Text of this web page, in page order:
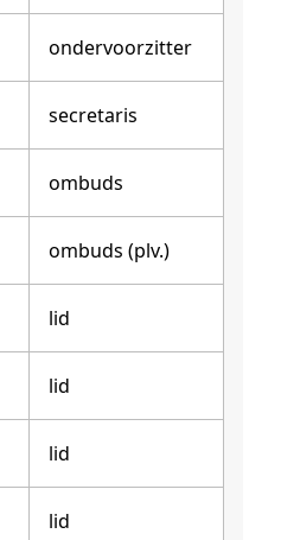
ondervoorzitter
secretaris
ombuds
ombuds (plv.)
lid
lid
lid
lid